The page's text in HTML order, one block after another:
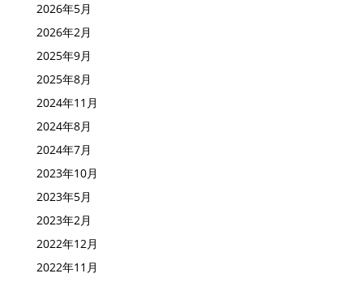
2026年5月
2026年2月
2025年9月
2025年8月
2024年11月
2024年8月
2024年7月
2023年10月
2023年5月
2023年2月
2022年12月
2022年11月